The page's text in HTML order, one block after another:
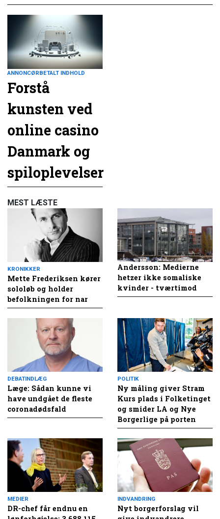
ANNONCØRBETALT INDHOLD
Forstå
kunsten ved
online casino
Danmark og
spiloplevelser
MEST LÆSTE
KRONIKKER
Mette Frederiksen kører
sololøb og holder
befolkningen for nar
Andersson: Medierne
hetzer ikke somaliske
kvinder - tværtimod
DEBATINDLÆG
Læge: Sådan kunne vi
have undgået de fleste
coronadødsfald
POLITIK
Ny måling giver Stram
Kurs plads i Folketinget
og smider LA og Nye
Borgerlige på porten
MEDIER
DR-chef får endnu en
INDVANDRING
Nyt borgerforslag vil